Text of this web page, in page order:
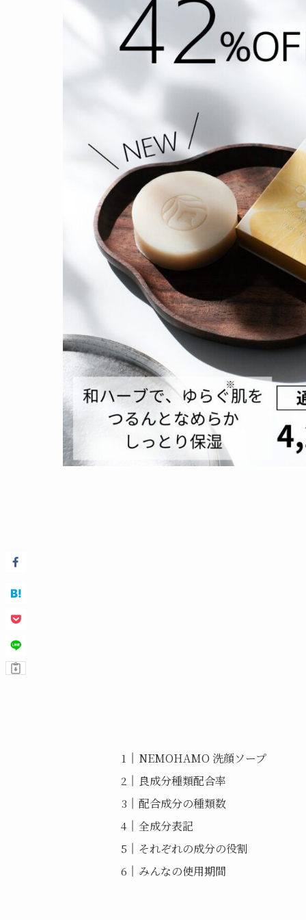
NEMOHAMO 洗顔ソープ
良成分種類配合率
配合成分の種類数
全成分表記
それぞれの成分の役割
みんなの使用期間